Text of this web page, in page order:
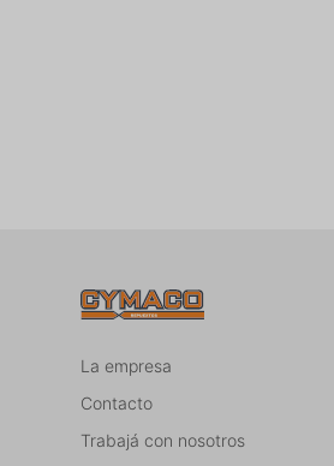
La empresa
Contacto
Trabajá con nosotros